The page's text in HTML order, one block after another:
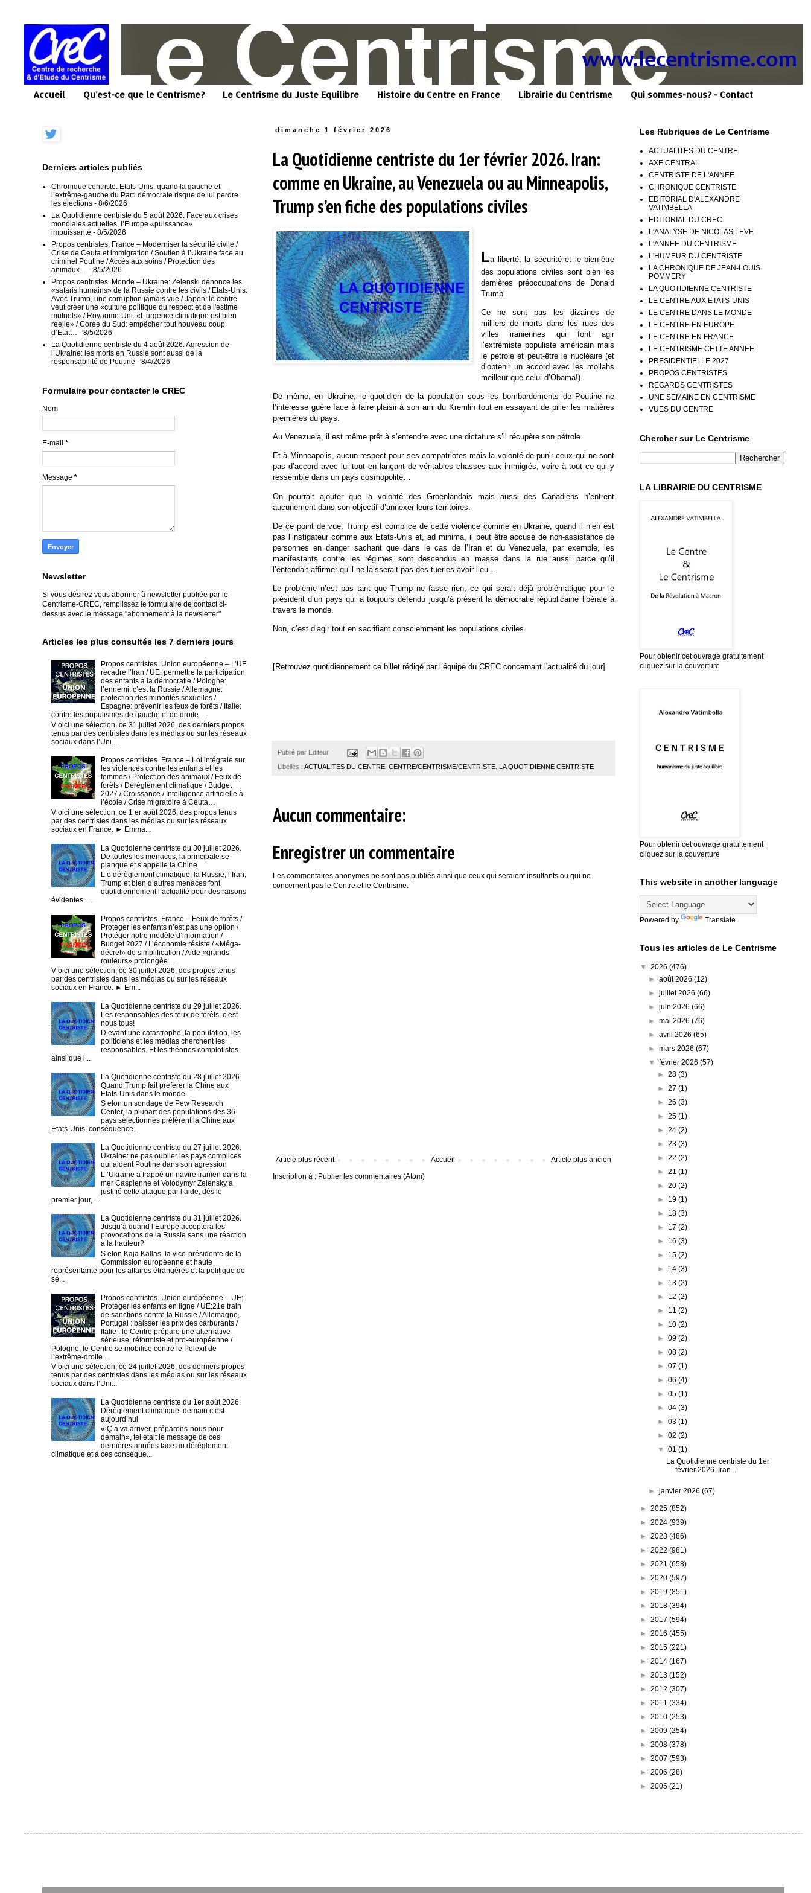
Accueil Qu'est-ce que le Centrisme? Le Centrisme du Juste Equilibre Histoire du Centre en France Librairie du Centrisme Qui sommes-nous? - Contact
dimanche 1 février 2026
La Quotidienne centriste du 1er février 2026. Iran:
comme en Ukraine, au Venezuela ou au Minneapolis,
Trump s’en fiche des populations civiles
La liberté, la sécurité et le bien-être
des populations civiles sont bien les
dernières préoccupations de Donald
Trump.
Ce ne sont pas les dizaines de
milliers de morts dans les rues des
villes iraniennes qui font agir
l’extrémiste populiste américain mais
le pétrole et peut-être le nucléaire (et
d’obtenir un accord avec les mollahs
meilleur que celui d’Obama!).
De même, en Ukraine, le quotidien de la population sous les bombardements de Poutine ne
l’intéresse guère face à faire plaisir à son ami du Kremlin tout en essayant de piller les matières
premières du pays.
Au Venezuela, il est même prêt à s’entendre avec une dictature s’il récupère son pétrole.
Et à Minneapolis, aucun respect pour ses compatriotes mais la volonté de punir ceux qui ne sont
pas d’accord avec lui tout en lançant de véritables chasses aux immigrés, voire à tout ce qui y
ressemble dans un pays cosmopolite…
On pourrait ajouter que la volonté des Groenlandais mais aussi des Canadiens n’entrent
aucunement dans son objectif d’annexer leurs territoires.
De ce point de vue, Trump est complice de cette violence comme en Ukraine, quand il n’en est
pas l’instigateur comme aux Etats-Unis et, ad minima, il peut être accusé de non-assistance de
personnes en danger sachant que dans le cas de l’Iran et du Venezuela, par exemple, les
manifestants contre les régimes sont descendus en masse dans la rue aussi parce qu’il
l’entendait affirmer qu’il ne laisserait pas des tueries avoir lieu…
Le problème n’est pas tant que Trump ne fasse rien, ce qui serait déjà problématique pour le
président d’un pays qui a toujours défendu jusqu’à présent la démocratie républicaine libérale à
travers le monde.
Non, c’est d’agir tout en sacrifiant consciemment les populations civiles.
[Retrouvez quotidiennement ce billet rédigé par l’équipe du CREC concernant l'actualité du jour]
Publié par Editeur
Libellés : ACTUALITES DU CENTRE, CENTRE/CENTRISME/CENTRISTE, LA QUOTIDIENNE CENTRISTE
Aucun commentaire:
Enregistrer un commentaire
Les commentaires anonymes ne sont pas publiés ainsi que ceux qui seraient insultants ou qui ne
concernent pas le Centre et le Centrisme.
Article plus récent Article plus ancien
Accueil
Inscription à : Publier les commentaires (Atom)
Derniers articles publiés
Chronique centriste. Etats-Unis: quand la gauche et
l’extrême-gauche du Parti démocrate risque de lui perdre
les élections - 8/6/2026
La Quotidienne centriste du 5 août 2026. Face aux crises
mondiales actuelles, l’Europe «puissance»
impuissante - 8/5/2026
Propos centristes. France – Moderniser la sécurité civile /
Crise de Ceuta et immigration / Soutien à l’Ukraine face au
criminel Poutine / Accès aux soins / Protection des
animaux…
- 8/5/2026
Propos centristes. Monde – Ukraine: Zelenski dénonce les
«safaris humains» de la Russie contre les civils / Etats-Unis:
Avec Trump, une corruption jamais vue / Japon: le centre
veut créer une «culture politique du respect et de l'estime
mutuels» / Royaume-Uni: «L’urgence climatique est bien
réelle» / Corée du Sud: empêcher tout nouveau coup
d’Etat…
- 8/5/2026
La Quotidienne centriste du 4 août 2026. Agression de
l’Ukraine: les morts en Russie sont aussi de la
responsabilité de Poutine - 8/4/2026
Formulaire pour contacter le CREC
Nom
E-mail *
Message *
Newsletter
Si vous désirez vous abonner à newsletter publiée par le
Centrisme-CREC, remplissez le formulaire de contact ci-
dessus avec le message "abonnement à la newsletter"
Articles les plus consultés les 7 derniers jours
Propos centristes. Union européenne – L’UE
recadre l’Iran / UE: permettre la participation
des enfants à la démocratie / Pologne:
l’ennemi, c’est la Russie / Allemagne:
protection des minorités sexuelles /
Espagne: prévenir les feux de forêts / Italie:
contre les populismes de gauche et de droite…
V oici une sélection, ce 31 juillet 2026, des derniers propos
tenus par des centristes dans les médias ou sur les réseaux
sociaux dans l’Uni...
Propos centristes. France – Loi intégrale sur
les violences contre les enfants et les
femmes / Protection des animaux / Feux de
forêts / Dérèglement climatique / Budget
2027 / Croissance / Intelligence artificielle à
l’école / Crise migratoire à Ceuta…
V oici une sélection, ce 1 er août 2026, des propos tenus
par des centristes dans les médias ou sur les réseaux
sociaux en France. ► Emma...
La Quotidienne centriste du 30 juillet 2026.
De toutes les menaces, la principale se
planque et s’appelle la Chine
L e dérèglement climatique, la Russie, l’Iran,
Trump et bien d’autres menaces font
quotidiennement l’actualité pour des raisons
évidentes. ...
Propos centristes. France – Feux de forêts /
Protéger les enfants n’est pas une option /
Protéger notre modèle d’information /
Budget 2027 / L’économie résiste / «Méga-
décret» de simplification / Aide «grands
rouleurs» prolongée…
V oici une sélection, ce 30 juillet 2026, des propos tenus
par des centristes dans les médias ou sur les réseaux
sociaux en France. ► Em...
La Quotidienne centriste du 29 juillet 2026.
Les responsables des feux de forêts, c’est
nous tous!
D evant une catastrophe, la population, les
politiciens et les médias cherchent les
responsables. Et les théories complotistes
ainsi que l...
La Quotidienne centriste du 28 juillet 2026.
Quand Trump fait préférer la Chine aux
Etats-Unis dans le monde
S elon un sondage de Pew Research
Center, la plupart des populations des 36
pays sélectionnés préfèrent la Chine aux
Etats-Unis, conséquence...
La Quotidienne centriste du 27 juillet 2026.
Ukraine: ne pas oublier les pays complices
qui aident Poutine dans son agression
L ’Ukraine a frappé un navire iranien dans la
mer Caspienne et Volodymyr Zelensky a
justifié cette attaque par l’aide, dès le
premier jour, ...
La Quotidienne centriste du 31 juillet 2026.
Jusqu’à quand l’Europe acceptera les
provocations de la Russie sans une réaction
à la hauteur?
S elon Kaja Kallas, la vice-présidente de la
Commission européenne et haute
représentante pour les affaires étrangères et la politique de
sé...
Propos centristes. Union européenne – UE:
Protéger les enfants en ligne / UE:21e train
de sanctions contre la Russie / Allemagne,
Portugal : baisser les prix des carburants /
Italie : le Centre prépare une alternative
sérieuse, réformiste et pro-européenne /
Pologne: le Centre se mobilise contre le Polexit de
l’extrême-droite…
V oici une sélection, ce 24 juillet 2026, des derniers propos
tenus par des centristes dans les médias ou sur les réseaux
sociaux dans l’Uni...
La Quotidienne centriste du 1er août 2026.
Dérèglement climatique: demain c’est
aujourd’hui
« Ç a va arriver, préparons-nous pour
demain», tel était le message de ces
dernières années face au dérèglement
climatique et à ces conséque...
Les Rubriques de Le Centrisme
ACTUALITES DU CENTRE
AXE CENTRAL
CENTRISTE DE L'ANNEE
CHRONIQUE CENTRISTE
EDITORIAL D'ALEXANDRE
VATIMBELLA
EDITORIAL DU CREC
L'ANALYSE DE NICOLAS LEVE
L'ANNEE DU CENTRISME
L'HUMEUR DU CENTRISTE
LA CHRONIQUE DE JEAN-LOUIS
POMMERY
LA QUOTIDIENNE CENTRISTE
LE CENTRE AUX ETATS-UNIS
LE CENTRE DANS LE MONDE
LE CENTRE EN EUROPE
LE CENTRE EN FRANCE
LE CENTRISME CETTE ANNEE
PRESIDENTIELLE 2027
PROPOS CENTRISTES
REGARDS CENTRISTES
UNE SEMAINE EN CENTRISME
VUES DU CENTRE
Chercher sur Le Centrisme
LA LIBRAIRIE DU CENTRISME
Pour obtenir cet ouvrage gratuitement
cliquez sur la couverture
Pour obtenir cet ouvrage gratuitement
cliquez sur la couverture
This website in another language
Powered by Translate
Tous les articles de Le Centrisme
▼ 2026 (476)
►août 2026(12)
►juillet 2026(66)
►juin 2026(66)
►mai 2026(76)
►avril 2026(65)
►mars 2026(67)
▼février 2026(57)
► 28 (3)
► 27 (1)
► 26 (3)
► 25 (1)
► 24 (2)
► 23 (3)
► 22 (2)
► 21 (1)
► 20 (2)
► 19 (1)
► 18 (3)
► 17 (2)
► 16 (3)
► 15 (2)
► 14 (3)
► 13 (2)
► 12 (2)
► 11 (2)
► 10 (2)
► 09 (2)
► 08 (2)
► 07 (1)
► 06 (4)
► 05 (1)
► 04 (3)
► 03 (1)
► 02 (2)
▼ 01 (1)
La Quotidienne centriste du 1er
février 2026. Iran...
►janvier 2026(67)
► 2025 (852)
► 2024 (939)
► 2023 (486)
► 2022 (981)
► 2021 (658)
► 2020 (597)
► 2019 (851)
► 2018 (394)
► 2017 (594)
► 2016 (455)
► 2015 (221)
► 2014 (167)
► 2013 (152)
► 2012 (307)
► 2011 (334)
► 2010 (253)
► 2009 (254)
► 2008 (378)
► 2007 (593)
► 2006 (28)
► 2005 (21)